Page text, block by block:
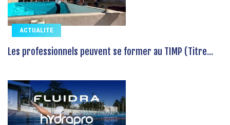
ACTUALITE
Les professionnels peuvent se former au TIMP (Titre...